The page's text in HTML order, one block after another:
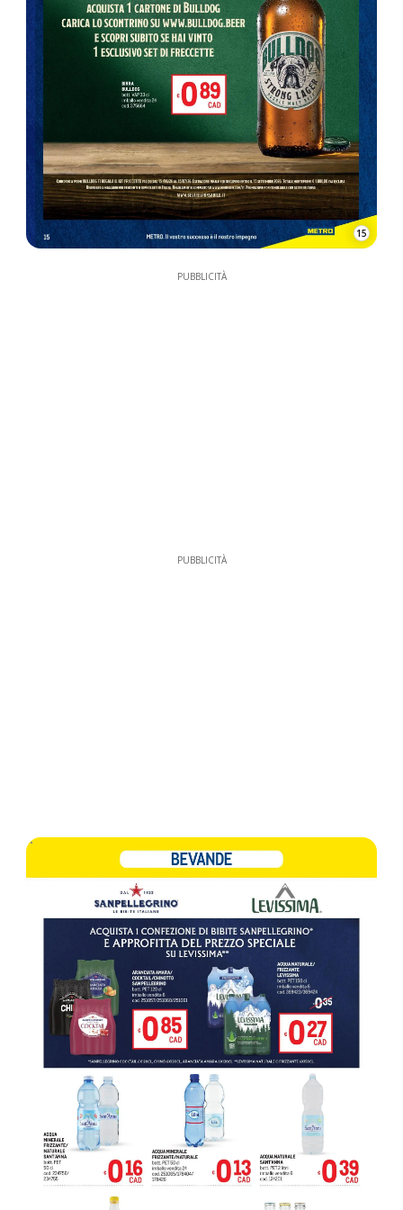
15
PUBBLICITÀ
PUBBLICITÀ